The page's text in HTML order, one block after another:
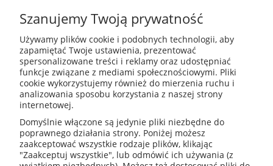
kotly@kotly.com.pl
+48 32 419 01 20
Szanujemy Twoją prywatność
Używamy plików cookie i podobnych technologii, aby
zapamiętać Twoje ustawienia, prezentować
spersonalizowane treści i reklamy oraz udostępniać
funkcje związane z mediami społecznościowymi. Pliki
cookie wykorzystujemy również do mierzenia ruchu i
analizowania sposobu korzystania z naszej strony
internetowej.
Domyślnie włączone są jedynie pliki niezbędne do
poprawnego działania strony. Poniżej możesz
zaakceptować wszystkie rodzaje plików, klikając
"Zaakceptuj wszystkie", lub odmówić ich używania (z